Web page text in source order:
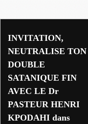
ministeres et
INVITATION,
NEUTRALISE TON
DOUBLE
SATANIQUE FIN
AVEC LE Dr
PASTEUR HENRI
KPODAHI dans